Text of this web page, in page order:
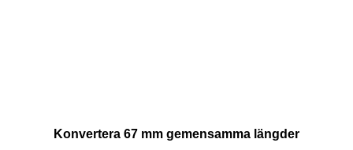
Konvertera 67 mm gemensamma längder